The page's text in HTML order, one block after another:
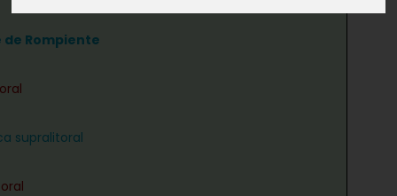
de Rompiente
supralitoral